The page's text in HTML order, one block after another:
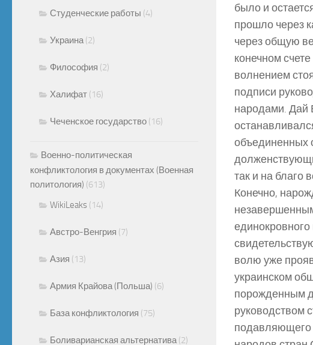
было и
прошло через
через общую
конечном
волнением
подписи
народами. Дай
объединенных
так и на благо
Конечно,
волю уже
украинском
порожденным
руководством
подавляющего
Студенческие работы (4)
Украина (2)
Философия (2)
Халифат (16)
Чеченское государство (16)
Военно-политическая
конфликтология в документах (Военная
политология) (613)
WikiLeaks (14)
Австро-Венгрия (7)
Азия (13)
Армия Крайова (Польша) (6)
База конфликтология (75)
Боливарианская альтернатива (2)